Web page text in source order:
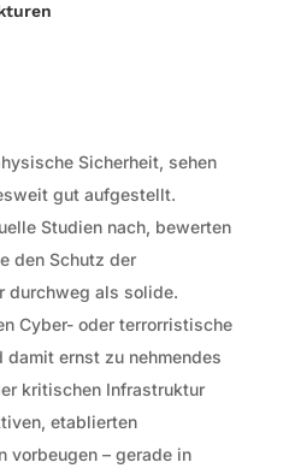
Sicherheit, sehen
gut aufgestellt.
Studien nach, bewerten
den Schutz der
durchweg als solide.
Cyber- oder terrorristische
ernst zu nehmendes
kritischen Infrastruktur
etablierten
vorbeugen – gerade in